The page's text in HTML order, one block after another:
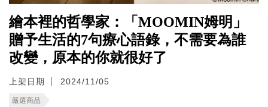
繪本裡的哲學家：「MOOMIN姆明」
贈予生活的7句療心語錄，不需要為誰
改變，原本的你就很好了
上架日期 2024/11/05
嚴選商品